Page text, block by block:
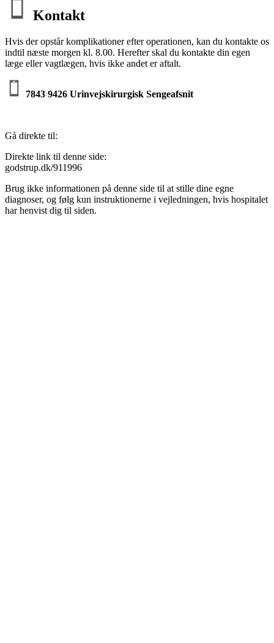
Kontakt
Hvis der opstår komplikationer efter operationen, kan du kontakte os
indtil næste morgen kl. 8.00. Herefter skal du kontakte din egen
læge eller vagtlægen, hvis ikke andet er aftalt.
7843 9426 Urinvejskirurgisk Sengeafsnit
Gå direkte til:
Direkte link til denne side:
godstrup.dk/911996
Brug ikke informationen på denne side til at stille dine egne
diagnoser, og følg kun instruktionerne i vejledningen, hvis hospitalet
har henvist dig til siden.